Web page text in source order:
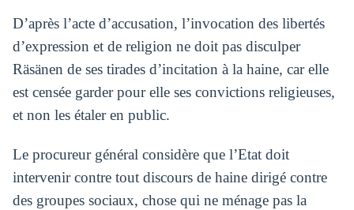
D’après l’acte d’accusation, l’invocation des libertés
d’expression et de religion ne doit pas disculper
Räsänen de ses tirades d’incitation à la haine, car elle
est censée garder pour elle ses convictions religieuses,
et non les étaler en public.
Le procureur général considère que l’Etat doit
intervenir contre tout discours de haine dirigé contre
des groupes sociaux, chose qui ne ménage pas la